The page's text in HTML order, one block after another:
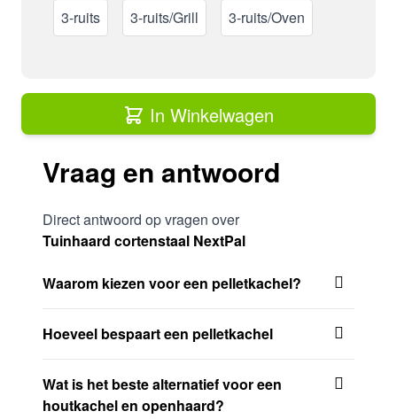
3-ruits 3-ruits/Grill 3-ruits/Oven
In Winkelwagen
Vraag en antwoord
Direct antwoord op vragen over
Tuinhaard cortenstaal NextPal
Waarom kiezen voor een pelletkachel?
Hoeveel bespaart een pelletkachel
Wat is het beste alternatief voor een
houtkachel en openhaard?